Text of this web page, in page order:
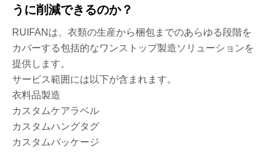
うに削減できるのか？
RUIFANは、衣類の生産から梱包までのあらゆる段階を
カバーする包括的なワンストップ製造ソリューションを
提供します。
サービス範囲には以下が含まれます。
衣料品製造
カスタムケアラベル
カスタムハングタグ
カスタムパッケージ